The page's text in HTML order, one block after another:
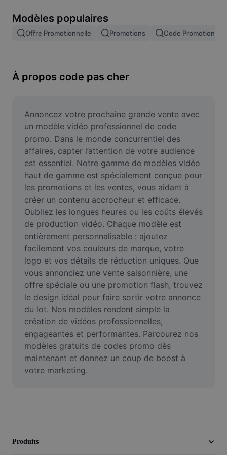
Fusion d'images
Redimensionner une image
Générateur de mèmes
AI Text Remover
AI People Remover
AI Inpainting
Face Cutout
Vidéo
Suppression de l'arrière-plan de vidéos
Amélioration de la qualité
Éditeur de vidéos
Couper une vidéo
Ajouter des sous-titres à une vidéo
Convertisseur de vidéo
Modèles populaires
Offre Promotionnelle Promotions Code Promotionnel
À propos code pas cher
Annoncez votre prochaine grande vente avec
un modèle vidéo professionnel de code
promo. Dans le monde concurrentiel des
affaires, capter l’attention de votre audience
est essentiel. Notre gamme de modèles vidéo
haut de gamme est spécialement conçue pour
les promotions et les ventes, vous aidant à
créer un contenu accrocheur et efficace.
Oubliez les longues heures ou les coûts élevés
de production vidéo. Chaque modèle est
entièrement personnalisable : ajoutez
facilement vos couleurs de marque, votre
logo et vos détails de réduction uniques. Que
vous annonciez une vente saisonnière, une
offre spéciale ou une promotion flash, trouvez
le design idéal pour faire sortir votre annonce
du lot. Nos modèles rendent simple la
création de vidéos professionnelles,
engageantes et performantes. Parcourez nos
modèles gratuits de codes promo dès
maintenant et donnez un coup de boost à
votre marketing.
Produits